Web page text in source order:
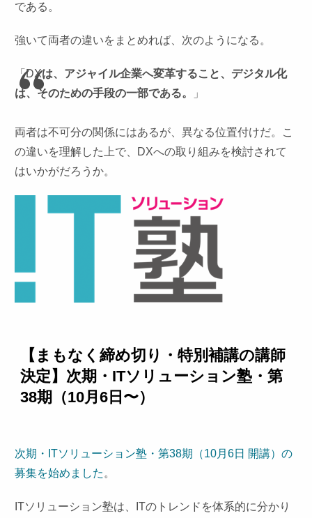
である。
強いて両者の違いをまとめれば、次のようになる。
「DXは、アジャイル企業へ変革すること、デジタル化
は、そのための手段の一部である。
」
両者は不可分の関係にはあるが、異なる位置付けだ。こ
の違いを理解した上で、DXへの取り組みを検討されて
はいかがだろうか。
【まもなく締め切り・特別補講の講師
決定】次期・ITソリューション塾・第
38期（10月6日〜）
次期・ITソリューション塾・第38期（10月6日 開講）の
募集を始めました 。
ITソリューション塾は、ITのトレンドを体系的に分かり